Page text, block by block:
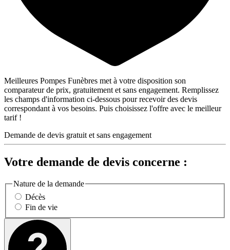
Meilleures Pompes Funèbres met à votre disposition son
comparateur de prix, gratuitement et sans engagement. Remplissez
les champs d'information ci-dessous pour recevoir des devis
correspondant à vos besoins. Puis choisissez l'offre avec le meilleur
tarif !
Demande de devis gratuit et sans engagement
Votre demande de devis concerne :
Nature de la demande
Décès
Fin de vie